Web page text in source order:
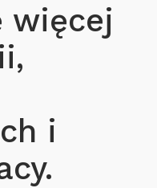
więcej
i